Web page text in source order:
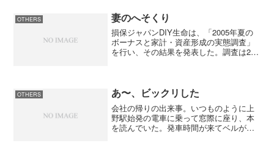
ーズのサイトに行くと...
OTHERS 妻のへそくり
損保ジャパンDIY生命は、「2005年夏の
ボーナスと家計・資産形成の実態調査」
を行い、その結果を発表した。調査は20
てい...
OTHERS あ〜、ビックリした
会社の帰りの出来事。いつものように上
野駅始発の電車に乗って窓際に座り、本
を読んでいた。発車時間が来てベルが鳴